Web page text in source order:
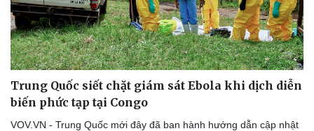
Thể thao
Bóng đá
Lịch thi đấu bóng đá
Thế giới thể thao
eSports
Ô tô - Xe máy
Ô tô
Xe máy
Tư vấn
Trung Quốc siết chặt giám sát Ebola khi dịch diễn
biến phức tạp tại Congo
VOV.VN - Trung Quốc mới đây đã ban hành hướng dẫn cập nhật